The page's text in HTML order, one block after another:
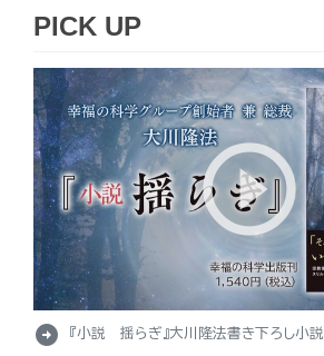
PICK UP
arrow_circle_right 『小説 揺らぎ』大川隆法書き下ろし小説